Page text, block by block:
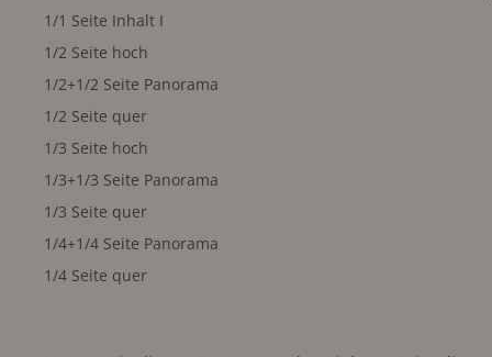
1/1 Seite Inhalt I
1/2 Seite hoch
1/2+1/2 Seite Panorama
1/2 Seite quer
1/3 Seite hoch
1/3+1/3 Seite Panorama
1/3 Seite quer
1/4+1/4 Seite Panorama
1/4 Seite quer